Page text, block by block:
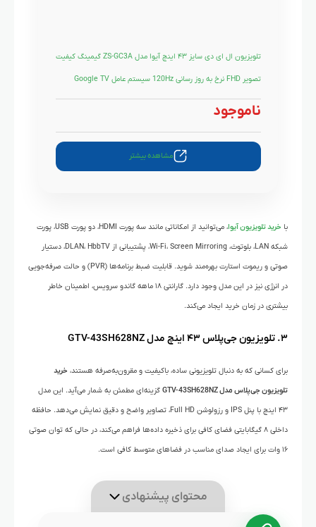
تلویزیون ال ای دی سایز ۴۳ اینچ آیوا مدل ZS-GC3A گیمینگ کیفیت
تصویر FHD نرخ به روز رسانی 120Hz سیستم عامل Google TV
ناموجود
مشاهده بیشتر
با خرید تلویزیون آیوا ، می‌توانید از امکاناتی مانند سه پورت HDMI، دو پورت USB، پورت
شبکه LAN، بلوتوث، Wi-Fi، Screen Mirroring، پشتیبانی از DLAN، HbbTV، دستیار
صوتی و ریموت استارت بهره‌مند شوید. قابلیت ضبط برنامه‌ها (PVR) و حالت صرفه‌جویی
در انرژی نیز در این مدل وجود دارد. گارانتی ۱۸ ماهه گاندو سرویس، اطمینان خاطر
بیشتری در زمان خرید ایجاد می‌کند.
۳. تلویزیون جی‌پلاس ۴۳ اینچ مدل GTV-43SH628NZ
برای کسانی که به دنبال تلویزیونی ساده، باکیفیت و مقرون‌به‌صرفه هستند، خرید
تلویزیون جی‌پلاس مدل GTV-43SH628NZ گزینه‌ای مطمئن به شمار می‌آید. این مدل
۴۳ اینچ با پنل IPS و رزولوشن Full HD، تصاویر واضح و دقیق نمایش می‌دهد. حافظه
داخلی ۸ گیگابایتی فضای کافی برای ذخیره داده‌ها فراهم می‌کند، در حالی که توان صوتی
۱۶ وات برای ایجاد صدای مناسب در فضاهای متوسط کافی است.
محتوای پیشنهادی